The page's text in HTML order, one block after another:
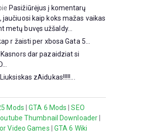
Pasižiūrėjus į komentarų
jaučiuosi kaip koks mažas vaikas
metų buvęs užšaldy...
r žaisti per xbosa Gata 5...
Kasnors dar pazaidziat si
Liuksiskas zAidukas!!!!!...
Mods |GTA 6 Mods |SEO
Thumbnail Downloader
Video Games
GTA 6 Wiki